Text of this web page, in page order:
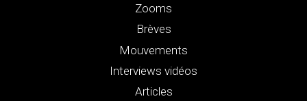
Zooms
Brèves
Mouvements
Interviews vidéos
Articles